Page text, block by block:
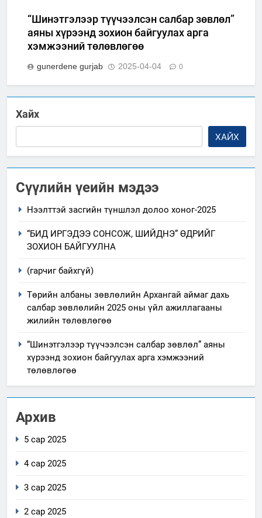
“Шинэтгэлээр түүчээлсэн салбар зөвлөл”
аяны хүрээнд зохион байгуулах арга
хэмжээний төлөвлөгөө
gunerdene gurjab 2025-04-04 0
Хайх
ХАЙХ
Сүүлийн үеийн мэдээ
Нээлттэй засгийн түншлэл долоо хоног-2025
“БИД ИРГЭДЭЭ СОНСОЖ, ШИЙДНЭ” ӨДРИЙГ
ЗОХИОН БАЙГУУЛНА
(гарчиг байхгүй)
Төрийн албаны зөвлөлийн Архангай аймаг дахь
салбар зөвлөлийн 2025 оны үйл ажиллагааны
жилийн төлөвлөгөө
“Шинэтгэлээр түүчээлсэн салбар зөвлөл” аяны
хүрээнд зохион байгуулах арга хэмжээний
төлөвлөгөө
Архив
5 сар 2025
4 сар 2025
3 сар 2025
2 сар 2025